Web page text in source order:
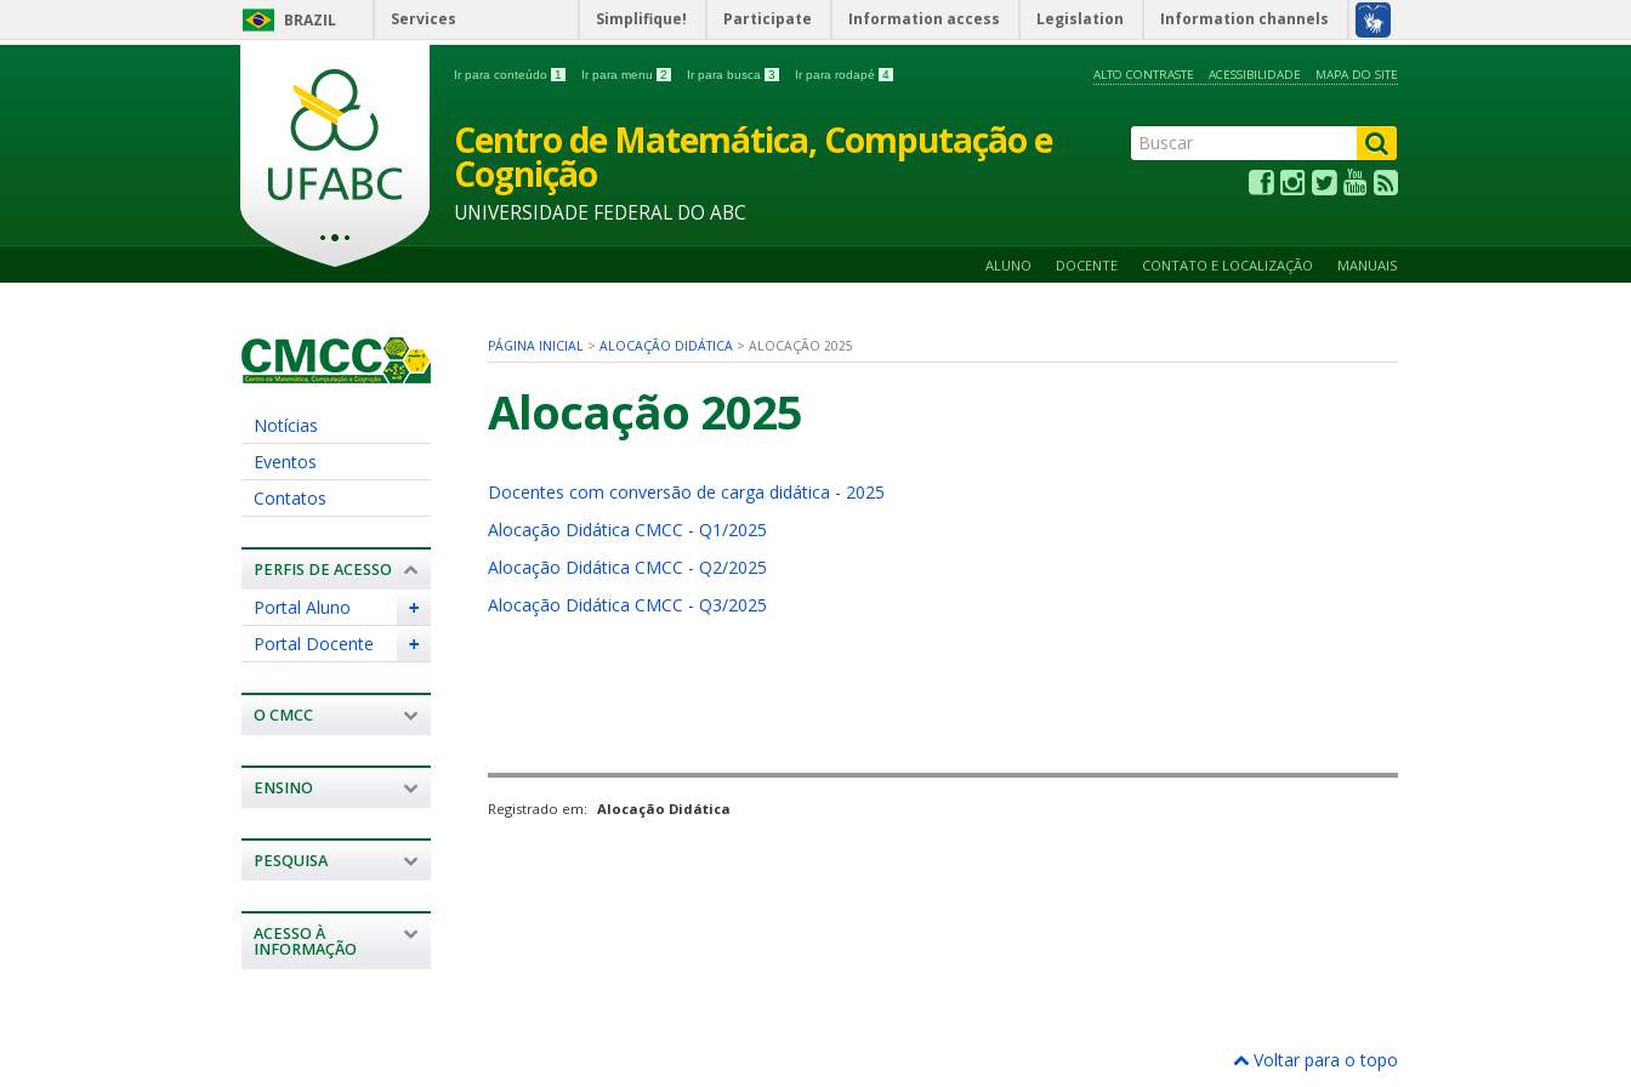
BRAZIL Services Simplifique! Participate Information access Legislation Information channels
Ir para conteúdo 1 Ir para menu 2 Ir para busca 3 Ir para rodapé 4 ALTO CONTRASTE ACESSIBILIDADE MAPA DO SITE
Centro de Matemática, Computação e
Cognição
UNIVERSIDADE FEDERAL DO ABC
ALUNO DOCENTE CONTATO E LOCALIZAÇÃO MANUAIS
Notícias
Eventos
Contatos
PERFIS DE ACESSO
+
Portal Aluno
+
Portal Docente
O CMCC
ENSINO
PESQUISA
ACESSO À
INFORMAÇÃO
PÁGINA INICIAL > ALOCAÇÃO DIDÁTICA > ALOCAÇÃO 2025
Alocação 2025
Docentes com conversão de carga didática - 2025
Alocação Didática CMCC - Q1/2025
Alocação Didática CMCC - Q2/2025
Alocação Didática CMCC - Q3/2025
Registrado em: Alocação Didática
Voltar para o topo